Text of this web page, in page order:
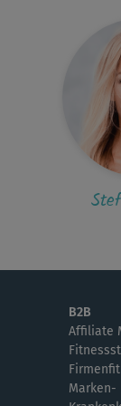
LaKick
Liebling unter
B2B
Affiliate